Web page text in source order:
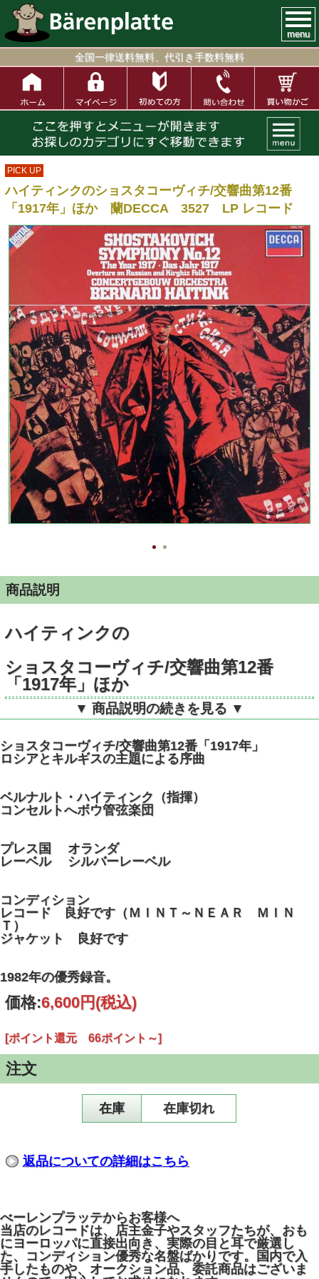
menu
全国一律送料無料、代引き手数料無料
PICK UP
ハイティンクのショスタコーヴィチ/交響曲第12番
「1917年」ほか 蘭DECCA 3527 LP レコード
商品説明
ハイティンクの
ショスタコーヴィチ/交響曲第12番
「1917年」ほか
蘭DECCA SXDL7577 STEREO デ
ジタル
▼ 商品説明の続きを見る ▼
ショスタコーヴィチ/交響曲第12番「1917年」
ロシアとキルギスの主題による序曲
ベルナルト・ハイティンク（指揮）
コンセルトへボウ管弦楽団
プレス国 オランダ
レーベル シルバーレーベル
コンディション
レコード 良好です（ＭＩＮＴ～ＮＥＡＲ ＭＩＮ
Ｔ）
ジャケット 良好です
1982年の優秀録音。
価格:6,600円 (税込)
[ポイント還元 66ポイント～]
注文
在庫 在庫切れ
返品についての詳細はこちら
べーレンプラッテからお客様へ
当店のレコードは、店主金子やスタッフたちが、おも
にヨーロッパに直接出向き、実際の目と耳で厳選し
た、コンディション優秀な名盤ばかりです。国内で入
手したものや、オークション品、委託商品はございま